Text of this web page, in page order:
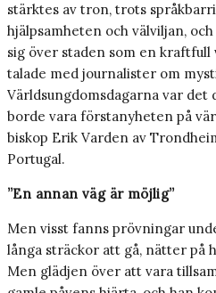
stärktes av tron, trots
hjälpsamheten och välviljan,
sig över staden som en kraftfull
talade med journalister om
Världsungdomsdagarna var det
borde vara förstanyheten på
biskop Erik Varden av
Portugal.
”En annan väg är möjlig”
Men visst fanns prövningar
långa sträckor att gå, nätter på
Men glädjen över att vara